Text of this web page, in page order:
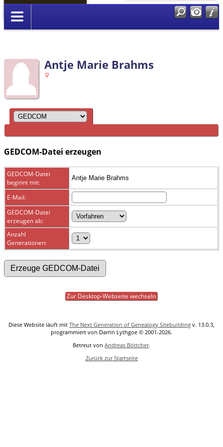
Anmelden
Antje Marie Brahms
GEDCOM-Datei erzeugen
GEDCOM-Datei
beginnt mit:
Antje Marie Brahms
E-Mail:
GEDCOM-Datei
erzeugen ab:
Anzahl
Generationen:
Zur Desktop-Webseite wechseln
Diese Website läuft mit The Next Generation of Genealogy Sitebuilding v. 13.0.3,
programmiert von Darrin Lythgoe © 2001-2026.
Betreut von Andreas Böttcher.
Zurück zur Startseite